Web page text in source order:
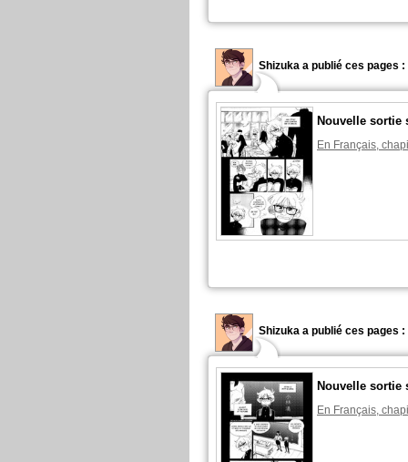
Shizuka a publié ces pages :
Nouvelle sortie
En Français,
Shizuka a publié ces pages :
Nouvelle sortie
En Français,